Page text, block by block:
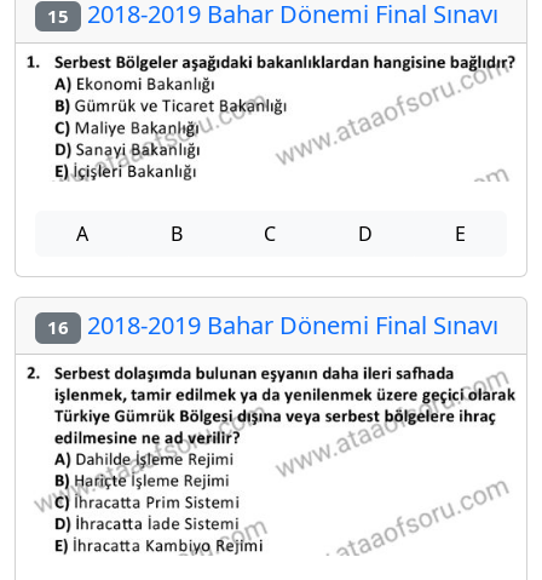
15 2018-2019 Bahar Dönemi Final Sınavı
A B C D E
16 2018-2019 Bahar Dönemi Final Sınavı